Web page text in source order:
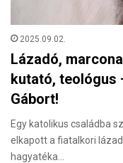
2025.09.02.
Lázadó,
kutató, teológus
Gábort!
Egy katolikus családba
elkapott a fiatalkori
hagyatéka…